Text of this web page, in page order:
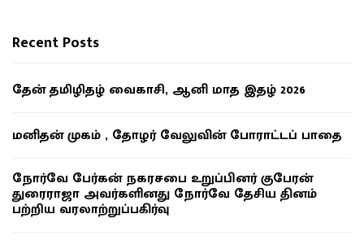
Recent Posts
தேன் தமிழிதழ் வைகாசி, ஆனி மாத இதழ் 2026
மனிதன் முகம் , தோழர் வேலுவின் போராட்டப் பாதை
நோர்வே பேர்கன் நகரசபை உறுப்பினர் குபேரன்
துரைராஜா அவர்களினது நோர்வே தேசிய தினம்
பற்றிய வரலாற்றுப்பகிர்வு